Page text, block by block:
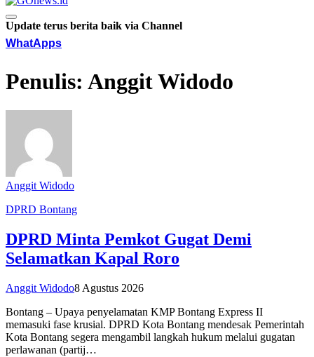
Update terus berita baik via Channel
WhatApps
Penulis: Anggit Widodo
Anggit Widodo
DPRD Bontang
DPRD Minta Pemkot Gugat Demi
Selamatkan Kapal Roro
Anggit Widodo8 Agustus 2026
Bontang – Upaya penyelamatan KMP Bontang Express II
memasuki fase krusial. DPRD Kota Bontang mendesak Pemerintah
Kota Bontang segera mengambil langkah hukum melalui gugatan
perlawanan (partij…